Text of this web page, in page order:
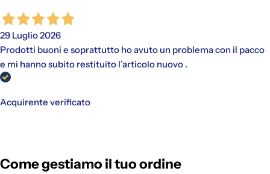
29 Luglio 2026
Prodotti buoni e soprattutto ho avuto un problema con il pacco
e mi hanno subito restituito l’articolo nuovo .
Acquirente verificato
Come gestiamo il tuo ordine